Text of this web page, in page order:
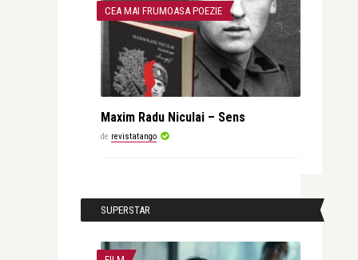
CEA MAI FRUMOASA POEZIE
Maxim Radu Niculai – Sens
de revistatango
SUPERSTAR